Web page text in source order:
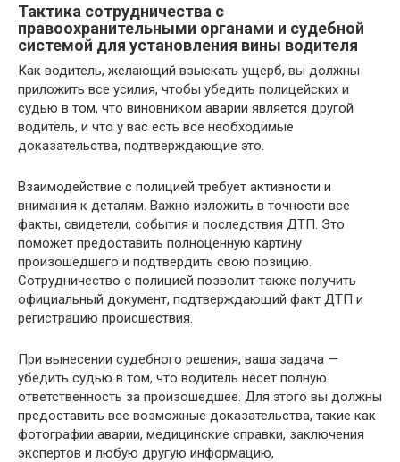
Тактика сотрудничества с
правоохранительными органами и судебной
системой для установления вины водителя
Как водитель, желающий взыскать ущерб, вы должны
приложить все усилия, чтобы убедить полицейских и
судью в том, что виновником аварии является другой
водитель, и что у вас есть все необходимые
доказательства, подтверждающие это.
Взаимодействие с полицией требует активности и
внимания к деталям. Важно изложить в точности все
факты, свидетели, события и последствия ДТП. Это
поможет предоставить полноценную картину
произошедшего и подтвердить свою позицию.
Сотрудничество с полицией позволит также получить
официальный документ, подтверждающий факт ДТП и
регистрацию происшествия.
При вынесении судебного решения, ваша задача —
убедить судью в том, что водитель несет полную
ответственность за произошедшее. Для этого вы должны
предоставить все возможные доказательства, такие как
фотографии аварии, медицинские справки, заключения
экспертов и любую другую информацию,